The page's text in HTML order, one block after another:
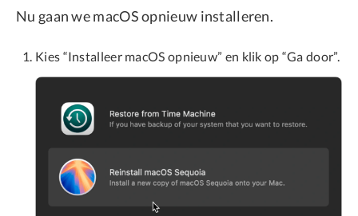
Nu gaan we macOS opnieuw installeren.
Kies “Installeer macOS opnieuw” en klik op “Ga door”.